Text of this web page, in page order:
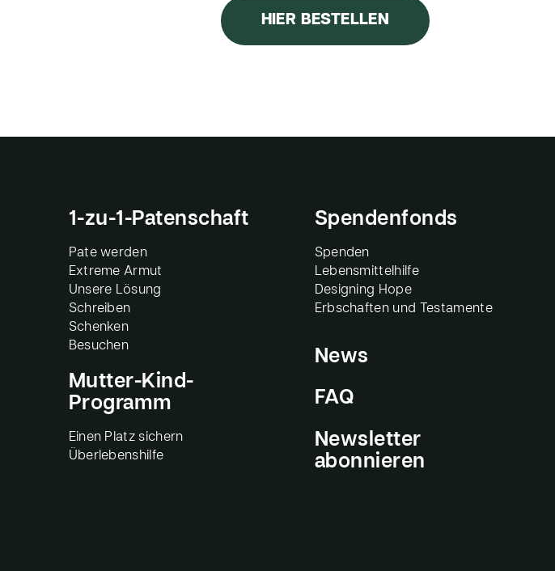
HIER BESTELLEN
1-zu-1-Patenschaft
Pate werden
Extreme Armut
Unsere Lösung
Schreiben
Schenken
Besuchen
Mutter-Kind-
Programm
Einen Platz sichern
Überlebenshilfe
Spendenfonds
Spenden
Lebensmittelhilfe
Designing Hope
Erbschaften und Testamente
News
FAQ
Newsletter
abonnieren